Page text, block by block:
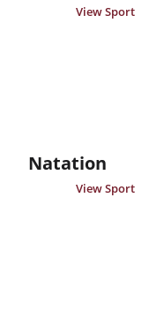
View Sport
Natation
View Sport